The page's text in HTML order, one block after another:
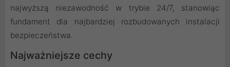
najwyższą niezawodność w trybie 24/7, stanowiąc
fundament dla najbardziej rozbudowanych instalacji
bezpieczeństwa.
Najważniejsze cechy